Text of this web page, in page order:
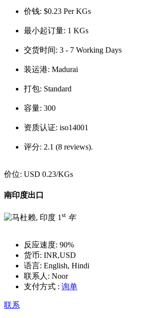
价钱: $0.23 Per KGs
最小起订量: 1 KGs
交货时间: 3 - 7 Working Days
装运港: Madurai
打包: Standard
容量: 300
资质认证: iso14001
评分: 2.1 (8 reviews).
价位: USD 0.23/KGs
南印度出口
1st 年
反应速度: 90%
货币: INR,USD
语言: English, Hindi
联系人: Noor
支付方式 : 询单
联系